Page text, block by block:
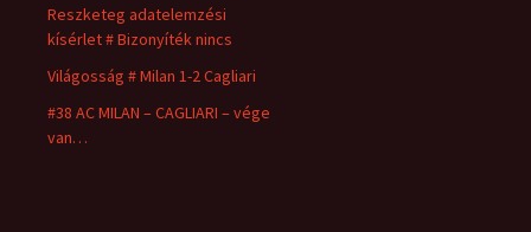
Reszketeg adatelemzési
kísérlet # Bizonyíték nincs
Világosság # Milan 1-2 Cagliari
#38 AC MILAN – CAGLIARI – vége
van…